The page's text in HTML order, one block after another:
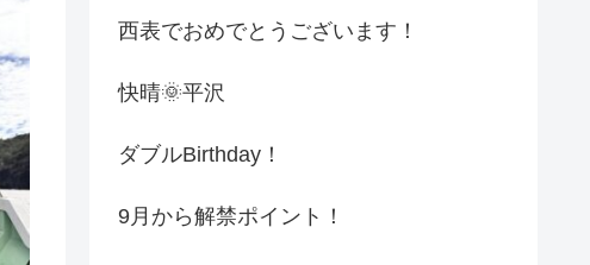
西表でおめでとうございます！
快晴🌞平沢
ダブルBirthday！
9月から解禁ポイント！